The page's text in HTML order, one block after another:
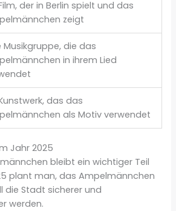
der in Berlin spielt und das
zeigt
Musikgruppe, die das
in ihrem Lied
das das
als Motiv verwendet
Jahr 2025
bleibt ein wichtiger Teil
plant man, das Ampelmännchen
die Stadt sicherer und
werden.